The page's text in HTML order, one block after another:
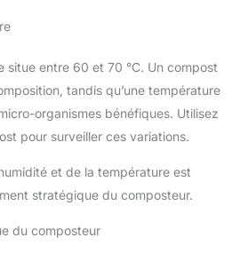
situe entre 60 et 70 °C. Un compost
tandis qu’une température
organismes bénéfiques. Utilisez
pour surveiller ces variations.
et de la température est
stratégique du composteur.
du composteur